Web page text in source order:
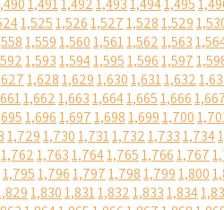
1,4911,4921,4931,4941,495
1,5251,5261,5271,5281,529
1,5591,5601,5611,5621,563
1,5931,5941,5951,5961,597
1,6281,6291,6301,6311,632
1,6621,6631,6641,6651,666
1,6961,6971,6981,6991,700
1,7291,7301,7311,7321,7331,734
1,7621,7631,7641,7651,7661,767
1,7951,7961,7971,7981,7991,800
1,8301,8311,8321,8331,834